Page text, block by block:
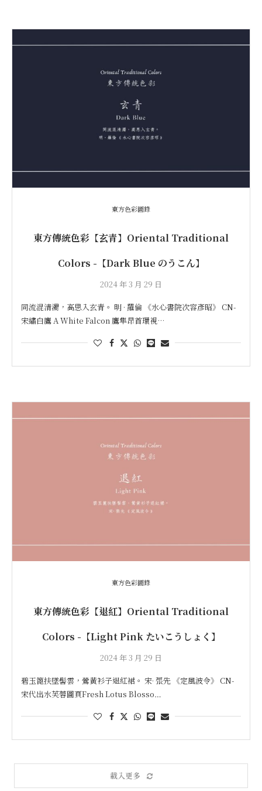
東方色彩圖錄
東方傳統色彩【玄青】Oriental Traditional
Colors -【Dark Blue のうこん】
2024 年 3 月 29 日
同流混清濁，高思入玄青。 明 · 羅倫 《水心書院次容彥昭》 CN-
宋繡白鷹 A White Falcon 鷹隼昂首環視…
東方色彩圖錄
東方傳統色彩【退紅】Oriental Traditional
Colors -【Light Pink たいこうしょく】
2024 年 3 月 29 日
碧玉篦扶墜髻雲，鶯黃衫子退紅裙。 宋· 張先 《定風波令》 CN-
宋代出水芙蓉圖頁Fresh Lotus Blosso…
載入更多